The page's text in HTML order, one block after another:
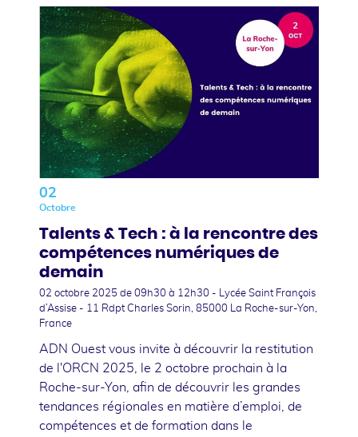
02
Octobre
Talents & Tech : à la rencontre des
compétences numériques de
demain
02 octobre 2025 de 09h30 à 12h30 - Lycée Saint François
d’Assise - 11 Rdpt Charles Sorin, 85000 La Roche-sur-Yon,
France
ADN Ouest vous invite à découvrir la restitution
de l'ORCN 2025, le 2 octobre prochain à la
Roche-sur-Yon, afin de découvrir les grandes
tendances régionales en matière d’emploi, de
compétences et de formation dans le